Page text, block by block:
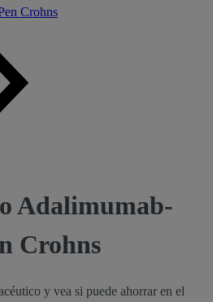
Crohns
Adalimumab-
Crohns
y vea si puede ahorrar en el